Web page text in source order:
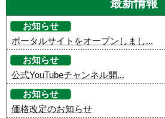
最新情報
お知らせ
ポータルサイトをオープンしまし...
お知らせ
公式YouTubeチャンネル開...
お知らせ
価格改定のお知らせ